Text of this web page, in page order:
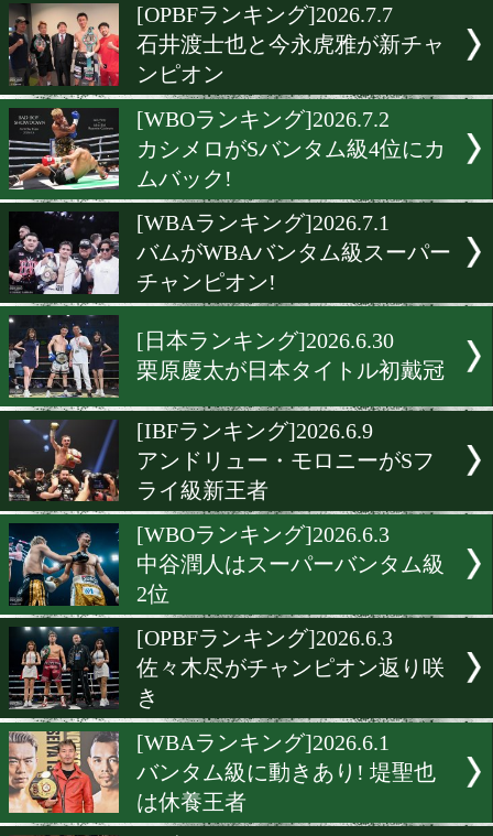
[WBO-APランキング
21歳のWBO-AP新王者、武
太と伊藤千飛
[OPBFランキング]2026.7.7
石井渡士也と今永虎雅が新
ンピオン
[WBOランキング]2026.7.2
ムバック!
[WBAランキング]2026.7.1
バムがWBAバンタム級ス
チャンピオン!
[日本ランキング]2026.6.30
栗原慶太が日本タイトル初
[IBFランキング]2026.6.9
ライ級新王者
[WBOランキング]2026.6.3
中谷潤人はスーパーバンタ